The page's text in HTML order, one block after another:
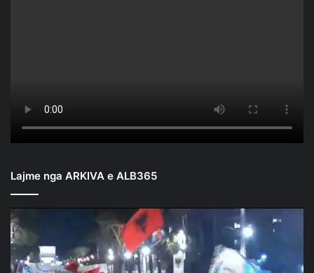
Lajme nga ARKIVA e ALB365
Mbyllen
fjalimet
para
Kryeministrisë/